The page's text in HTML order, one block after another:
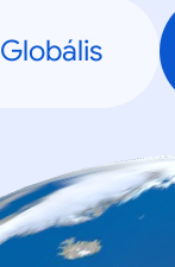
Globális